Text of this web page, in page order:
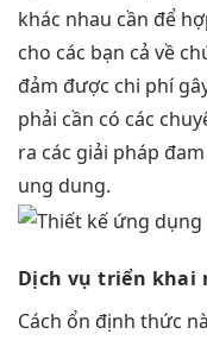
khác nhau cần để
cho các bạn cả về
đảm được chi phí
phải cần có các
ra các giải pháp
ung dung.
Dịch vụtriển khai
Cách ổn định thức